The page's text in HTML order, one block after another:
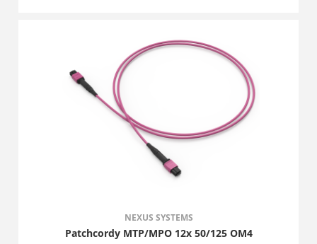
NEXUS SYSTEMS
Patchcordy MTP/MPO 12x 50/125 OM4